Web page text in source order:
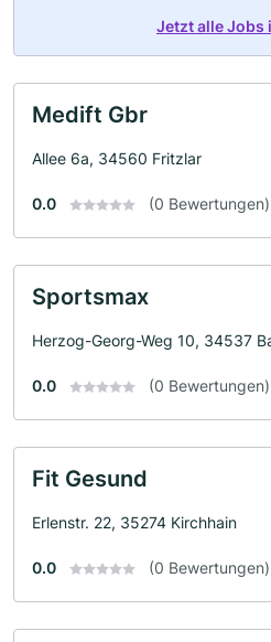
Jetzt alle Jobs
Medift Gbr
Allee 6a, 34560 Fritzlar
0.0 (0 Bewertungen)
Sportsmax
Herzog-Georg-Weg 10, 34537
0.0 (0 Bewertungen)
Fit Gesund
Erlenstr. 22, 35274 Kirchhain
0.0 (0 Bewertungen)